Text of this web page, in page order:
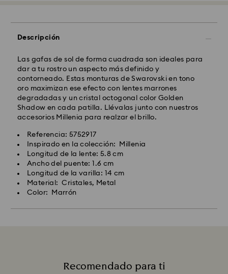
Descripción
Las gafas de sol de forma cuadrada son ideales para
dar a tu rostro un aspecto más definido y
contorneado. Estas monturas de Swarovski en tono
oro maximizan ese efecto con lentes marrones
degradadas y un cristal octogonal color Golden
Shadow en cada patilla. Llévalas junto con nuestros
accesorios Millenia para realzar el brillo.
Referencia: 5752917
Inspirado en la colección: Millenia
Longitud de la lente: 5.8 cm
Ancho del puente: 1.6 cm
Longitud de la varilla: 14 cm
Material: Cristales, Metal
Color: Marrón
Recomendado para ti